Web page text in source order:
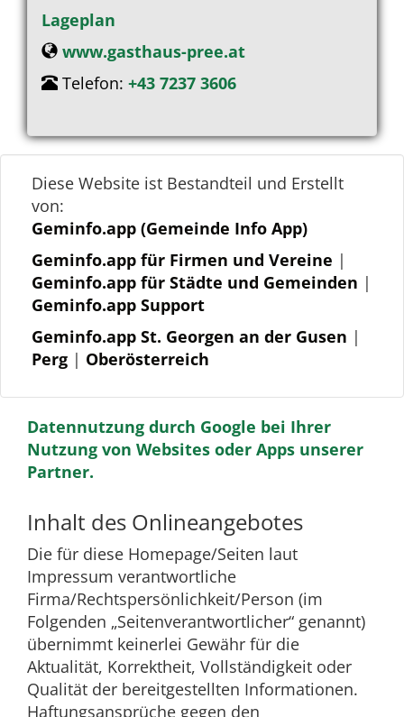
Lageplan
www.gasthaus-pree.at
Telefon: +43 7237 3606
Diese Website ist Bestandteil und Erstellt
von:
Geminfo.app (Gemeinde Info App)
Geminfo.app für Firmen und Vereine |
Geminfo.app für Städte und Gemeinden |
Geminfo.app Support
Geminfo.app St. Georgen an der Gusen |
Perg | Oberösterreich
Datennutzung durch Google bei Ihrer
Nutzung von Websites oder Apps unserer
Partner.
Inhalt des Onlineangebotes
Die für diese Homepage/Seiten laut
Impressum verantwortliche
Firma/Rechtspersönlichkeit/Person (im
Folgenden „Seitenverantwortlicher“ genannt)
übernimmt keinerlei Gewähr für die
Aktualität, Korrektheit, Vollständigkeit oder
Qualität der bereitgestellten Informationen.
Haftungsansprüche gegen den